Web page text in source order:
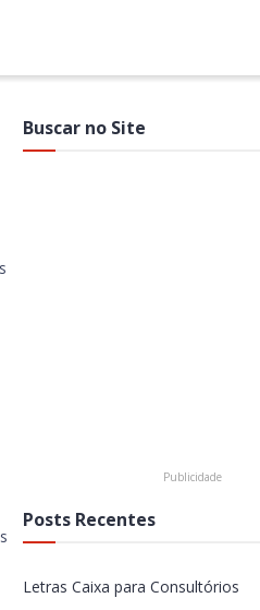
Buscar no Site
Posts Recentes
Letras Caixa para Consultórios